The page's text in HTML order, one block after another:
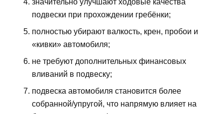
значительно улучшают ходовые качества
подвески при прохождении гребёнки;
полностью убирают валкость, крен, пробои и
«кивки» автомобиля;
не требуют дополнительных финансовых
вливаний в подвеску;
подвеска автомобиля становится более
собранной/упругой, что напрямую влияет на